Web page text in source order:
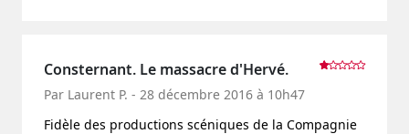
Consternant. Le massacre d'Hervé.
Par Laurent P. - 28 décembre 2016 à 10h47
Fidèle des productions scéniques de la Compagnie